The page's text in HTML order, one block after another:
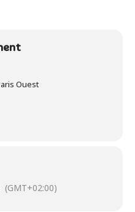
Ouest
(GMT+02:00)